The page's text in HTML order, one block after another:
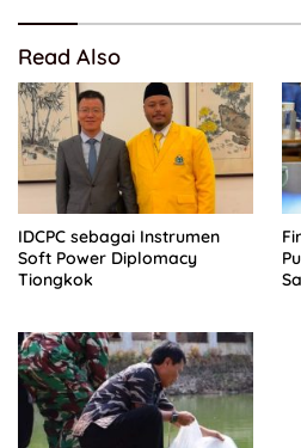
Read Also
IDCPC sebagai Instrumen
Soft Power Diplomacy
Tiongkok